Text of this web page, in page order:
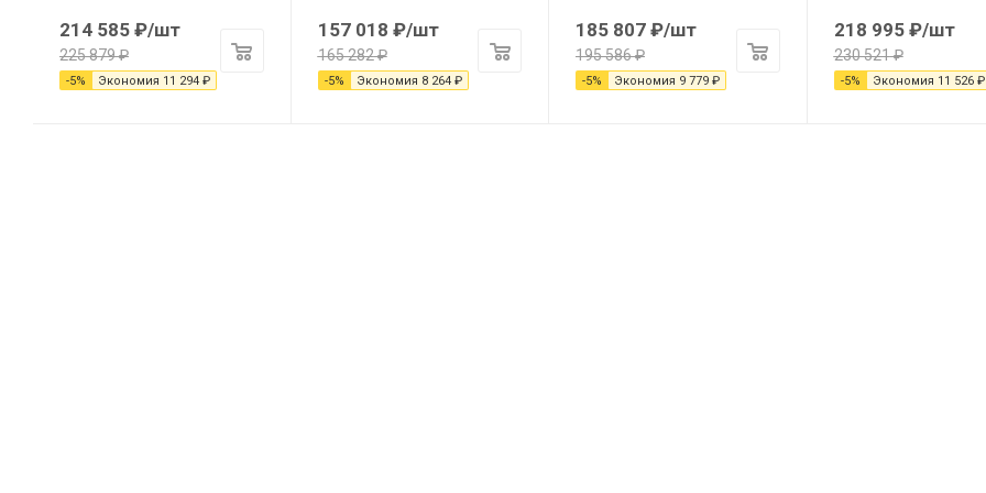
214 585 ₽/шт
225 879₽
-5% Экономия 11 294 ₽
157 018 ₽/шт
165 282₽
-5% Экономия 8 264₽
185 807 ₽/шт
195 586₽
-5% Экономия 9 779 ₽
218 995₽/шт
230 521₽
-5% Экономия 11 526₽